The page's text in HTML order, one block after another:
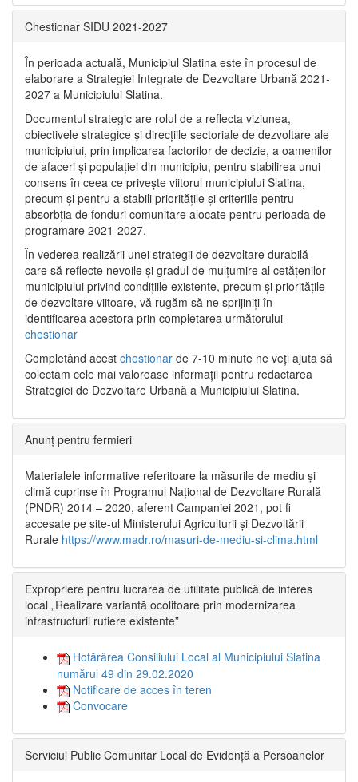
Chestionar SIDU 2021-2027
În perioada actuală, Municipiul Slatina este în procesul de
elaborare a Strategiei Integrate de Dezvoltare Urbană 2021‐
2027 a Municipiului Slatina.
Documentul strategic are rolul de a reflecta viziunea,
obiectivele strategice și direcțiile sectoriale de dezvoltare ale
municipiului, prin implicarea factorilor de decizie, a oamenilor
de afaceri și populației din municipiu, pentru stabilirea unui
consens în ceea ce privește viitorul municipiului Slatina,
precum și pentru a stabili prioritățile și criteriile pentru
absorbția de fonduri comunitare alocate pentru perioada de
programare 2021-2027.
În vederea realizării unei strategii de dezvoltare durabilă
care să reflecte nevoile și gradul de mulțumire al cetățenilor
municipiului privind condițiile existente, precum și prioritățile
de dezvoltare viitoare, vă rugăm să ne sprijiniți în
identificarea acestora prin completarea următorului
chestionar
Completând acest chestionar de 7-10 minute ne veți ajuta să
colectam cele mai valoroase informații pentru redactarea
Strategiei de Dezvoltare Urbană a Municipiului Slatina.
Anunț pentru fermieri
Materialele informative referitoare la măsurile de mediu și
climă cuprinse în Programul Național de Dezvoltare Rurală
(PNDR) 2014 – 2020, aferent Campaniei 2021, pot fi
accesate pe site-ul Ministerului Agriculturii și Dezvoltării
Rurale https://www.madr.ro/masuri-de-mediu-si-clima.html
Expropriere pentru lucrarea de utilitate publică de interes
local „Realizare variantă ocolitoare prin modernizarea
infrastructurii rutiere existente”
Hotărârea Consiliului Local al Municipiului Slatina
numărul 49 din 29.02.2020
Notificare de acces în teren
Convocare
Serviciul Public Comunitar Local de Evidență a Persoanelor